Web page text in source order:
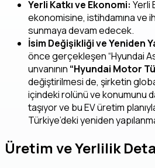
Yerli Katkı ve Ekonomi: Yerli
ekonomisine, istihdamına ve
sunmaya devam edecek.
İsim Değişikliği ve Yeniden
önce gerçekleşen “Hyundai
unvanının “Hyundai Motor
değiştirilmesi de, şirketin
içindeki rolünü ve konumunu
taşıyor ve bu EV üretim
Türkiye’deki yeniden
Üretim ve Yerlilik